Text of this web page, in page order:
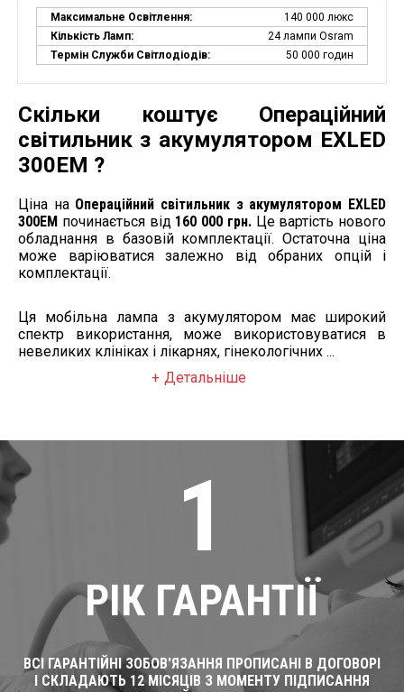
Максимальне Освітлення:
140 000 люкс
Кількість Ламп:
24 лампи Osram
Термін Служби Світлодіодів:
50 000 годин
Скільки коштує Операційний
світильник з акумулятором EXLED
300ЕM ?
Ціна на Операційний світильник з акумулятором EXLED
300ЕM починається від 160 000 грн.Це вартість нового
обладнання в базовій комплектації. Остаточна ціна
може варіюватися залежно від обраних опцій і
комплектації.
Ця мобільна лампа з акумулятором має широкий
спектр використання, може використовуватися в
невеликих клініках і лікарнях, гінекологічних ...
Детальніше
1
РІК ГАРАНТІЇ
ВСІ ГАРАНТІЙНІ ЗОБОВ'ЯЗАННЯ ПРОПИСАНІ В ДОГОВОРІ
І СКЛАДАЮТЬ 12 МІСЯЦІВ З МОМЕНТУ ПІДПИСАННЯ